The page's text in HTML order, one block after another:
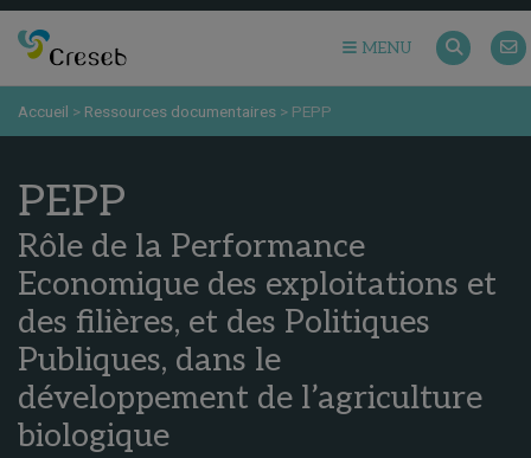
MENU
Accueil > Ressources documentaires > PEPP
PEPP
Rôle de la Performance
Economique des exploitations et
des filières, et des Politiques
Publiques, dans le
développement de l’agriculture
biologique